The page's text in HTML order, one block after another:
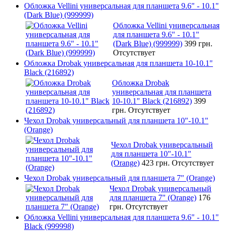
Обложка Vellini универсальная для планшета 9.6" - 10.1"
(Dark Blue) (999999)
Обложка Vellini универсальная
для планшета 9.6" - 10.1"
(Dark Blue) (999999) 399 грн.
Отсутствует
Обложка Drobak универсальная для планшета 10-10.1"
Black (216892)
Обложка Drobak
универсальная для планшета
10-10.1" Black (216892) 399
грн. Отсутствует
Чехол Drobak универсальный для планшета 10"-10.1"
(Orange)
Чехол Drobak универсальный
для планшета 10"-10.1"
(Orange) 423 грн. Отсутствует
Чехол Drobak универсальный для планшета 7" (Orange)
Чехол Drobak универсальный
для планшета 7" (Orange) 176
грн. Отсутствует
Обложка Vellini универсальная для планшета 9.6" - 10.1"
Black (999998)